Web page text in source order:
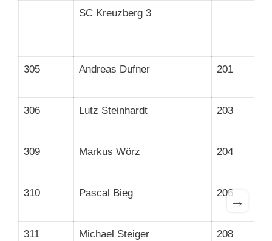
SC Kreuzberg 3
305 Andreas Dufner 201
306 Lutz Steinhardt 203
309 Markus Wörz 204
310 Pascal Bieg 206
311 Michael Steiger 208
→